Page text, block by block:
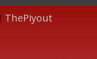
ThePiyout